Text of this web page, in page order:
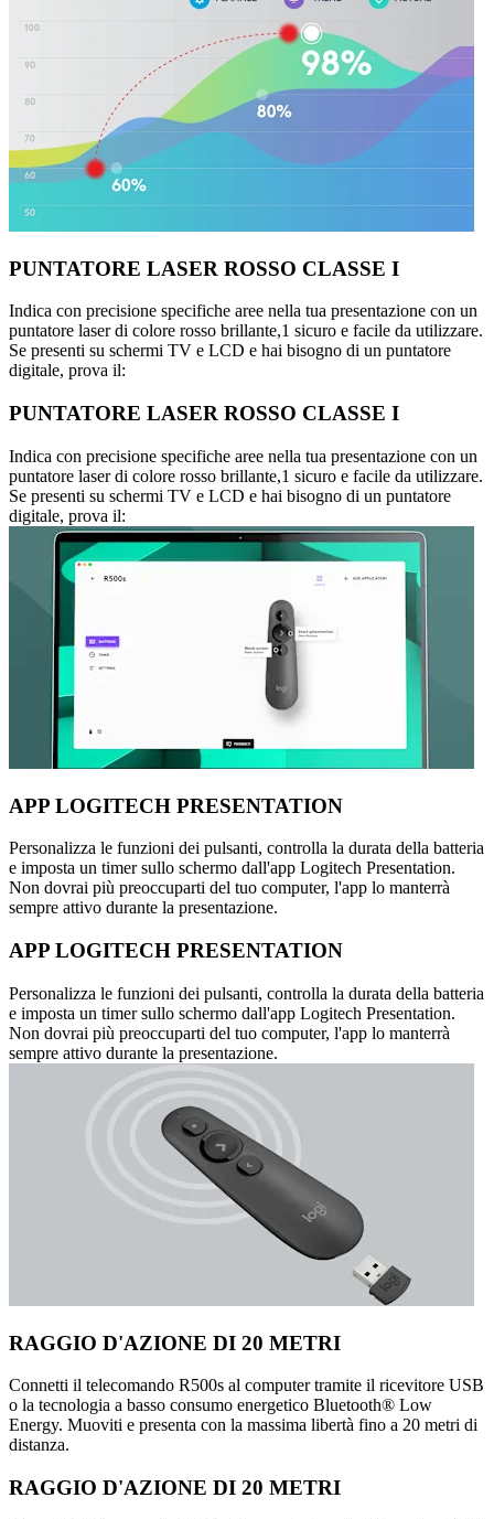
PUNTATORE LASER ROSSO CLASSE I
Indica con precisione specifiche aree nella tua presentazione con un
puntatore laser di colore rosso brillante,1 sicuro e facile da utilizzare.
Se presenti su schermi TV e LCD e hai bisogno di un puntatore
digitale, prova il:
PUNTATORE LASER ROSSO CLASSE I
Indica con precisione specifiche aree nella tua presentazione con un
puntatore laser di colore rosso brillante,1 sicuro e facile da utilizzare.
Se presenti su schermi TV e LCD e hai bisogno di un puntatore
digitale, prova il:
APP LOGITECH PRESENTATION
Personalizza le funzioni dei pulsanti, controlla la durata della batteria
e imposta un timer sullo schermo dall'app Logitech Presentation.
Non dovrai più preoccuparti del tuo computer, l'app lo manterrà
sempre attivo durante la presentazione.
APP LOGITECH PRESENTATION
Personalizza le funzioni dei pulsanti, controlla la durata della batteria
e imposta un timer sullo schermo dall'app Logitech Presentation.
Non dovrai più preoccuparti del tuo computer, l'app lo manterrà
sempre attivo durante la presentazione.
RAGGIO D'AZIONE DI 20 METRI
Connetti il telecomando R500s al computer tramite il ricevitore USB
o la tecnologia a basso consumo energetico Bluetooth® Low
Energy. Muoviti e presenta con la massima libertà fino a 20 metri di
distanza.
RAGGIO D'AZIONE DI 20 METRI